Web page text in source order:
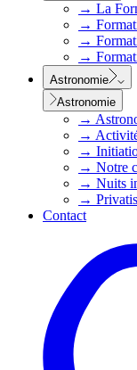
→ La
→
→
→
Astronomie
Astronomie
→
→
→
→ Notre
→ Nuits
→
Contact